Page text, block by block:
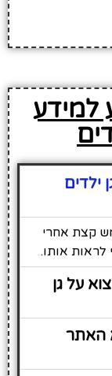
למידע
קצת אחרי
אותו.
על גן
האתר